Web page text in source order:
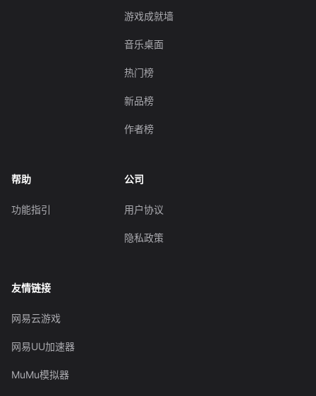
游戏成就墙
音乐桌面
热门榜
新品榜
作者榜
帮助
功能指引
公司
用户协议
隐私政策
友情链接
网易云游戏
网易UU加速器
MuMu模拟器